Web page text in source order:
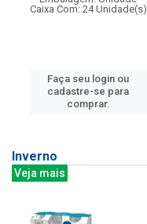
Caixa Com: 24 Unidade(s)
Faça seu login ou
cadastre-se para
comprar.
Inverno
Veja mais